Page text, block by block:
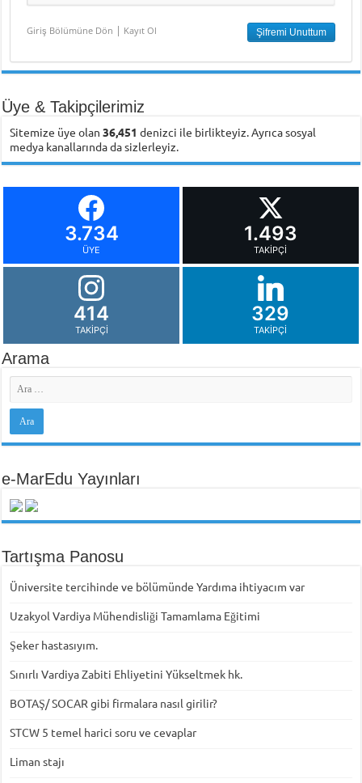
Giriş Bölümüne Dön | Kayıt Ol
Üye & Takipçilerimiz
Sitemize üye olan36,451 denizci ile birlikteyiz. Ayrıca sosyal
medya kanallarında da sizlerleyiz.
3.734
ÜYE
1.493
TAKIPÇI
414
TAKIPÇI
329
TAKIPÇI
Arama
e-MarEdu Yayınları
Tartışma Panosu
Üniversite tercihinde ve bölümünde Yardıma ihtiyacım var
Uzakyol Vardiya Mühendisliği Tamamlama Eğitimi
Şeker hastasıyım.
Sınırlı Vardiya Zabiti Ehliyetini Yükseltmek hk.
BOTAŞ/ SOCAR gibi firmalara nasıl girilir?
STCW 5 temel harici soru ve cevaplar
Liman stajı